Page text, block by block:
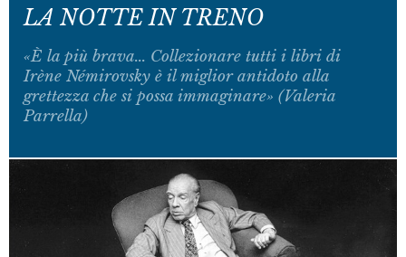
LA NOTTE IN TRENO
«È la più brava... Collezionare tutti i libri di
Irène Némirovsky è il miglior antidoto alla
grettezza che si possa immaginare» (Valeria
Parrella)